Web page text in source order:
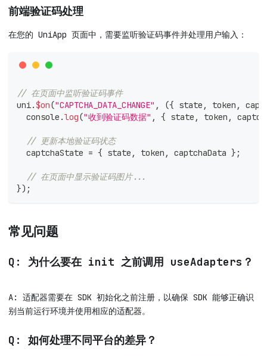
前端验证码处理
在您的 UniApp 页面中，需要监听验证码事件并处理用户输入：
// 在页面中监听验证码事件
uni.$on("CAPTCHA_DATA_CHANGE" , ({ state , token ,
console .log("收到验证码数据" , { state , token ,
// 更新本地验证码状态
  captchaState
= { state , token , captchaData } ;
// 在页面中显示验证码图片...
}) ;
常见问题
Q: 为什么要在 init 之前调用 useAdapters？
A: 适配器需要在 SDK 初始化之前注册，以确保 SDK 能够正确识
别当前运行环境并使用相应的适配器。
Q: 如何处理不同平台的差异？